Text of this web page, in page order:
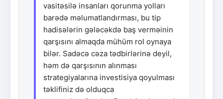
vasitəsilə insanları qorunma yolları
barədə məlumatlandırması, bu tip
hadisələrin gələcəkdə baş verməinin
qarşısını almaqda mühüm rol oynaya
bilər. Sadəcə cəza tədbirlərinə deyil,
həm də qarşısının alınması
strategiyalarına investisiya qoyulması
təklifiniz də olduqca